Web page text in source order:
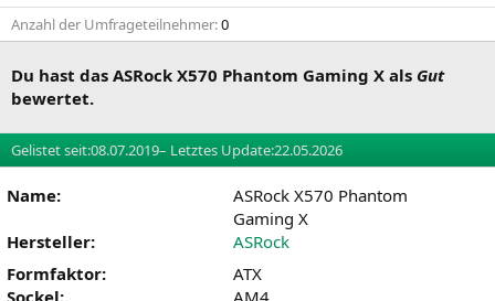
Anzahl der Umfrageteilnehmer 0
Du hast das ASRock X570 Phantom Gaming X als Gut
bewertet.
Gelistet seit:08.07.2019– Letztes Update:22.05.2026
Name:
ASRock X570 Phantom
Gaming X
Hersteller:
ASRock
Formfaktor:
ATX
Sockel:
AM4